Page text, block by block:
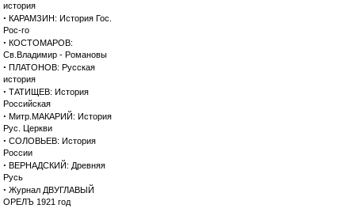
история
· КАРАМЗИН: История Гос.
Рос-го
· КОСТОМАРОВ:
Св.Владимир - Романовы
· ПЛАТОНОВ: Русская
история
· ТАТИЩЕВ: История
Российская
· Митр.МАКАРИЙ: История
Рус. Церкви
· СОЛОВЬЕВ: История
России
· ВЕРНАДСКИЙ: Древняя
Русь
· Журнал ДВУГЛАВЫЙ
ОРЕЛЪ 1921 год